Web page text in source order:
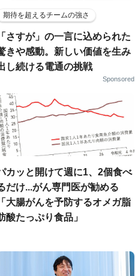
期待を超えるチームの強さ
「さすが」の一言に込められた
きや感動。新しい価値を生み
し続ける電通の挑戦
Sponsored
カッと開けて週に1、2個食べ
だけ...がん専門医が勧める
「大腸がんを予防するオメガ脂
酸たっぷり食品」